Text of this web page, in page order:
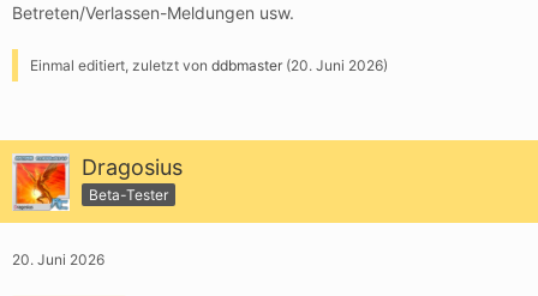
Betreten/Verlassen-Meldungen usw.
Einmal editiert, zuletzt von ddbmaster (20. Juni 2026)
Dragosius
Beta-Tester
20. Juni 2026